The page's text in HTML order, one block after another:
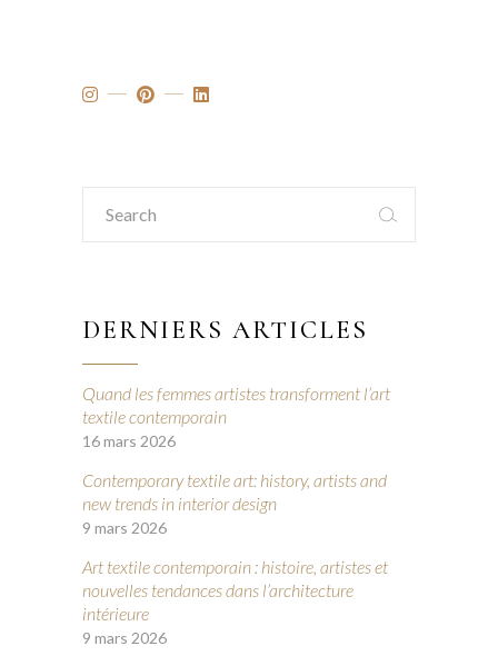
Search
for:
DERNIERS ARTICLES
Quand les femmes artistes transforment l’art
textile contemporain
16 mars 2026
Contemporary textile art: history, artists and
new trends in interior design
9 mars 2026
Art textile contemporain : histoire, artistes et
nouvelles tendances dans l’architecture
intérieure
9 mars 2026